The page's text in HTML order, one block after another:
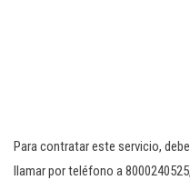
Para contratar este servicio,
llamar por teléfono a